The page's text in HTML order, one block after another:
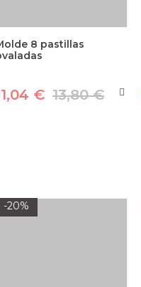
8 pastillas
€ 13,80 €
-20%